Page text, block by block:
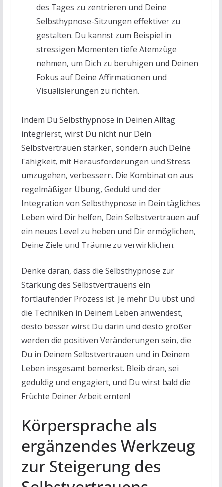
des Tages zu zentrieren und Deine
Selbsthypnose-Sitzungen effektiver zu
gestalten. Du kannst zum Beispiel in
stressigen Momenten tiefe Atemzüge
nehmen, um Dich zu beruhigen und Deinen
Fokus auf Deine Affirmationen und
Visualisierungen zu richten.
Indem Du Selbsthypnose in Deinen Alltag
integrierst, wirst Du nicht nur Dein
Selbstvertrauen stärken, sondern auch Deine
Fähigkeit, mit Herausforderungen und Stress
umzugehen, verbessern. Die Kombination aus
regelmäßiger Übung, Geduld und der
Integration von Selbsthypnose in Dein tägliches
Leben wird Dir helfen, Dein Selbstvertrauen auf
ein neues Level zu heben und Dir ermöglichen,
Deine Ziele und Träume zu verwirklichen.
Denke daran, dass die Selbsthypnose zur
Stärkung des Selbstvertrauens ein
fortlaufender Prozess ist. Je mehr Du übst und
die Techniken in Deinem Leben anwendest,
desto besser wirst Du darin und desto größer
werden die positiven Veränderungen sein, die
Du in Deinem Selbstvertrauen und in Deinem
Leben insgesamt bemerkst. Bleib dran, sei
geduldig und engagiert, und Du wirst bald die
Früchte Deiner Arbeit ernten!
Körpersprache als
ergänzendes Werkzeug
zur Steigerung des